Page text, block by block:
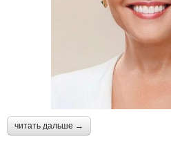
читать дальше →